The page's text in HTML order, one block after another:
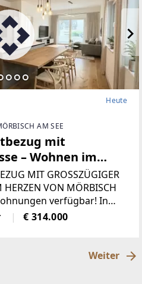
Heute
AM SEE
mit
– Wohnen im
am See
MIT GROSSZÜGIGER
HERZEN VON MÖRBISCH
verfügbar! In
Wohnensemble mit
erwartet Sie ein
€ 314.000
Weiter